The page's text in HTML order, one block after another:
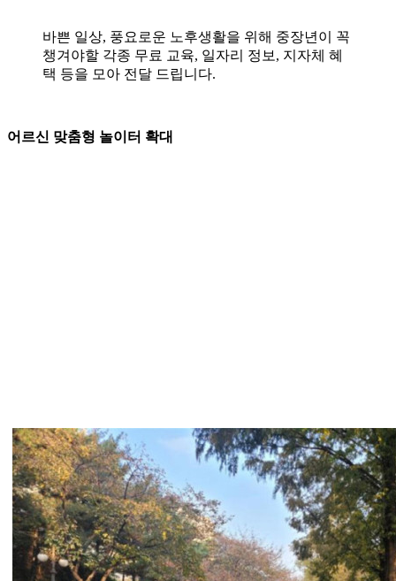
바쁜 일상, 풍요로운 노후생활을 위해 중장년이 꼭
챙겨야할 각종 무료 교육, 일자리 정보, 지자체 혜
택 등을 모아 전달 드립니다.
어르신 맞춤형 놀이터 확대